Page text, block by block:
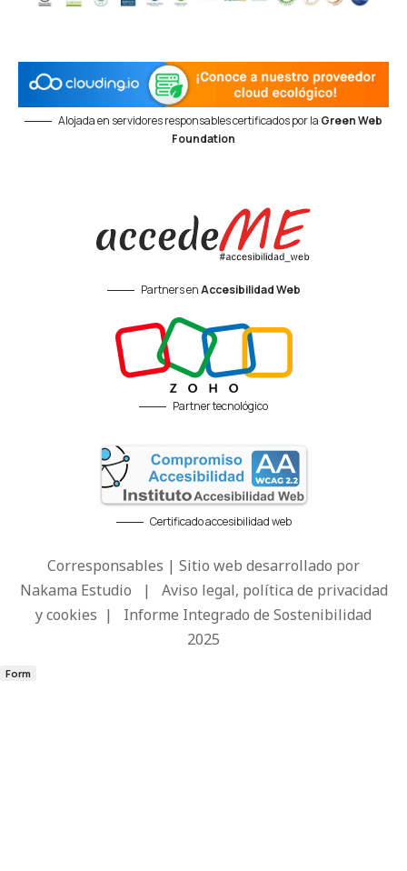
Alojada en servidores responsables certificados por la Green Web
Foundation
Partners enAccesibilidad Web
Partner tecnológico
Certificado accesibilidad web
Corresponsables | Sitio web desarrollado por
Nakama Estudio | Aviso legal, política de privacidad
y cookies | Informe Integrado de Sostenibilidad
2025
Form